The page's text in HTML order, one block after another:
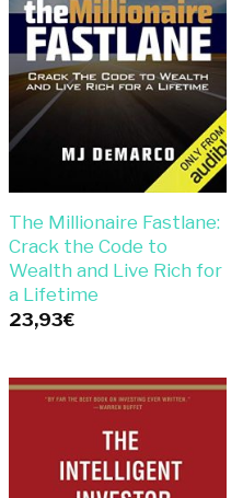
The Millionaire Fastlane:
Crack the Code to
Wealth and Live Rich for
a Lifetime
23,93€